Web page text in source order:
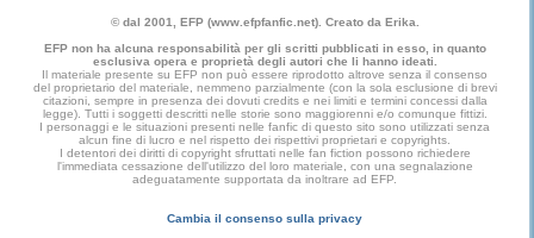
© dal 2001, EFP (www.efpfanfic.net). Creato da Erika.
EFP non ha alcuna responsabilità per gli scritti pubblicati in esso, in quanto
esclusiva opera e proprietà degli autori che li hanno ideati.
Il materiale presente su EFP non può essere riprodotto altrove senza il consenso
del proprietario del materiale, nemmeno parzialmente (con la sola esclusione di brevi
citazioni, sempre in presenza dei dovuti credits e nei limiti e termini concessi dalla
legge). Tutti i soggetti descritti nelle storie sono maggiorenni e/o comunque fittizi.
I personaggi e le situazioni presenti nelle fanfic di questo sito sono utilizzati senza
alcun fine di lucro e nel rispetto dei rispettivi proprietari e copyrights.
I detentori dei diritti di copyright sfruttati nelle fan fiction possono richiedere
l'immediata cessazione dell'utilizzo del loro materiale, con una segnalazione
adeguatamente supportata da inoltrare ad EFP.
Cambia il consenso sulla privacy